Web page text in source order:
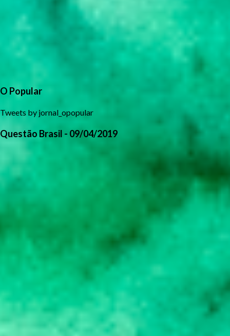
O Popular
Tweets by jornal_opopular
Questão Brasil - 09/04/2019